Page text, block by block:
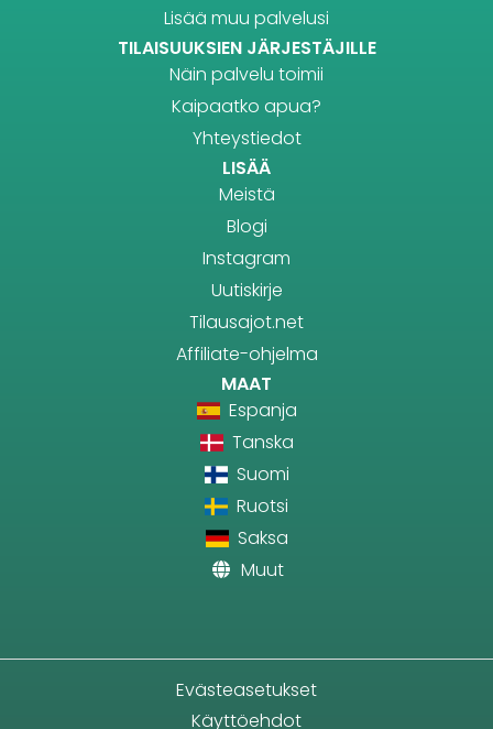
Lisää muu palvelusi
TILAISUUKSIEN JÄRJESTÄJILLE
Näin palvelu toimii
Kaipaatko apua?
Yhteystiedot
LISÄÄ
Meistä
Blogi
Instagram
Uutiskirje
Tilausajot.net
Affiliate-ohjelma
MAAT
Espanja
Tanska
Suomi
Ruotsi
Saksa
Muut
Evästeasetukset
Käyttöehdot